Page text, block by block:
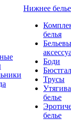
Нижнее белье
белья
Боди
Трусы
белье
белье